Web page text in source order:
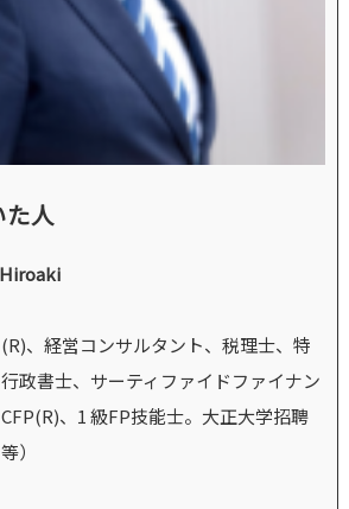
た人
、経営コンサルタント、税理士、特
政書士、サーティファイドファイナン
、1 級FP技能士。大正大学招聘
）